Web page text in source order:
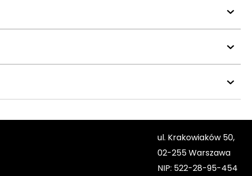
ul. Krakowiaków 50,
02-255 Warszawa
NIP: 522-28-95-454